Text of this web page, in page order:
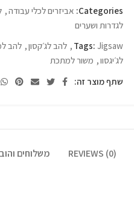
Categories: אביזרים לכלי עבודה,
לגדרות ושערים
Tags: Jigsaw
, להב לג׳קסון, להב
לג׳יגסוו, משור למתכת
שתף מוצר זה:
REVIEWS (0) משלוחים